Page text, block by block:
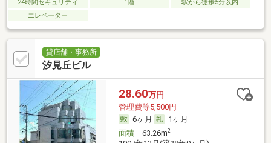
24時間セキュリティ 1階
駅から徒歩5分以内
エレベーター
貸店舗・事務所
汐見丘ビル
28.60万円
管理費等5,500円
6ヶ月
1ヶ月
面積63.26m2